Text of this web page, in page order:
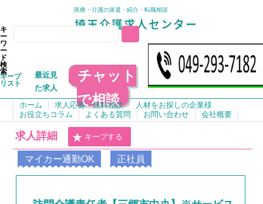
医療・介護の派遣・紹介・転職相談
キ
ー
ワ
ー
ド
検
索
キープ
リスト
最近見
た求人
チャット
で相談
ホーム 求人応募・無料相談
人材をお探しの企業様
お役立ちコラム
よくある質問 お問い合わせ 会社概要
求人詳細 キープする
マイカー通勤OK 正社員